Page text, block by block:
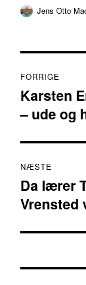
Forfatter
Jens Otto
FORRIGE
Forrige
indlæg:
Karsten
– ude og
NÆSTE
Næste
indlæg:
Da lærer
Vrensted